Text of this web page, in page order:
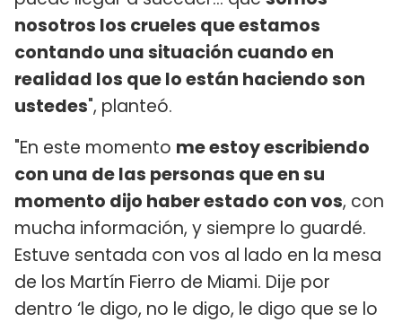
nosotros los crueles que estamos
contando una situación cuando en
realidad los que lo están haciendo son
ustedes", planteó.
"En este momento me estoy escribiendo
con una de las personas que en su
momento dijo haber estado con vos, con
mucha información, y siempre lo guardé.
Estuve sentada con vos al lado en la mesa
de los Martín Fierro de Miami. Dije por
dentro ‘le digo, no le digo, le digo que se lo